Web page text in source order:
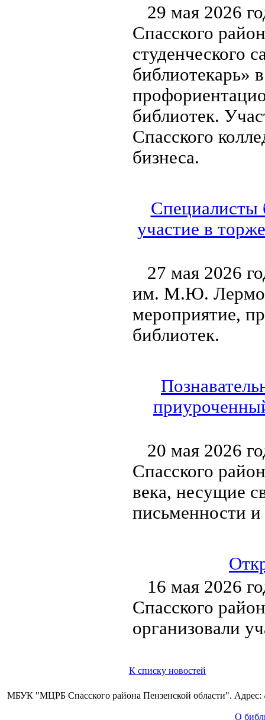
29 мая 2026
Спасского
студенческого
библиотекарь»
библиотек.
Спасского
бизнеса.
Специалисты
участие в
27 мая 2026
им. М.Ю.
мероприятие,
библиотек.
20 мая 2026
Спасского
века, несущие
письменности
16 мая 2026
Спасского
организовали
К списку новостей
МБУК "МЦРБ Спасского района Пензенской области". Адрес:
О